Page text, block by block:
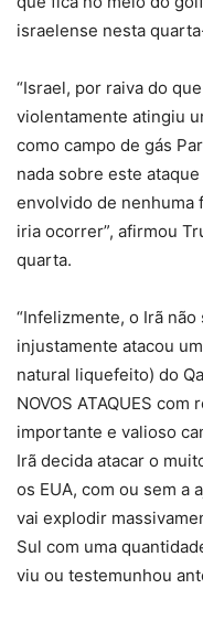
israelense nesta
“Israel, por raiva do
violentamente atingiu
como campo de gás
nada sobre este
envolvido de nenhuma
iria ocorrer”, afirmou
quarta.
“Infelizmente, o Irã
injustamente atacou
natural liquefeito) do
NOVOS ATAQUES
importante e valioso
Irã decida atacar o
os EUA, com ou sem a
vai explodir
Sul com uma
viu ou testemunhou